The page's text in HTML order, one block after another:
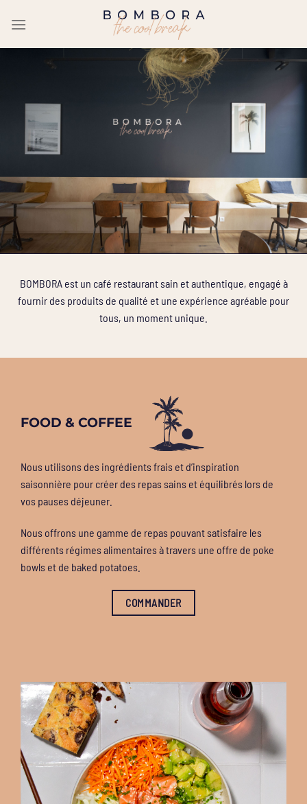
BOMBORA est un café restaurant sain et authentique, engagé à
fournir des produits de qualité et une expérience agréable pour
tous, un moment unique.
FOOD & COFFEE
Nous utilisons des ingrédients frais et d’inspiration
saisonnière pour créer des repas sains et équilibrés lors de
vos pauses déjeuner.
Nous offrons une gamme de repas pouvant satisfaire les
différents régimes alimentaires à travers une offre de poke
bowls et de baked potatoes.
COMMANDER